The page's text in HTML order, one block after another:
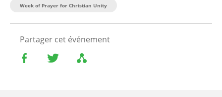
Week of Prayer for Christian Unity
Partager cet événement